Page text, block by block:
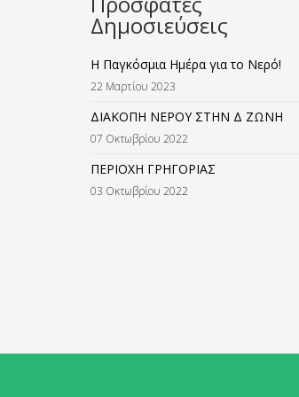
Δημοσιεύσεις
Η Παγκόσμια Ημέρα για το Νερό!
22 Μαρτίου 2023
ΔΙΑΚΟΠΗ ΝΕΡΟΥ ΣΤΗΝ Δ ΖΩΝΗ
07 Οκτωβρίου 2022
ΠΕΡΙΟΧΗ ΓΡΗΓΟΡΙΑΣ
03 Οκτωβρίου 2022